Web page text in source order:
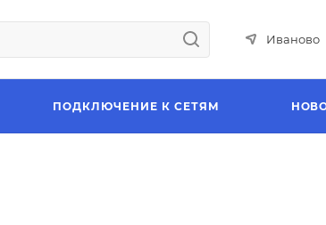
Иваново
ПОДКЛЮЧЕНИЕ К СЕТЯМ